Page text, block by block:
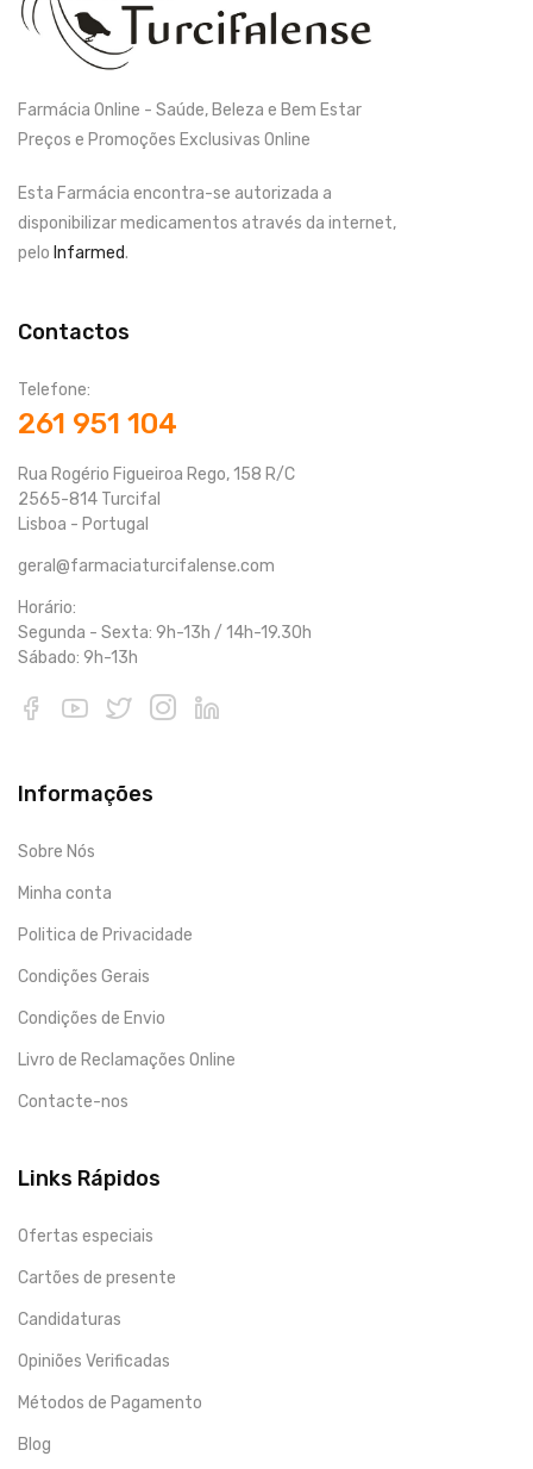
Farmácia Online - Saúde, Beleza e Bem Estar
Preços e Promoções Exclusivas Online
Esta Farmácia encontra-se autorizada a
disponibilizar medicamentos através da internet,
pelo Infarmed.
Contactos
Telefone:
261 951 104
Rua Rogério Figueiroa Rego, 158 R/C
2565-814 Turcifal
Lisboa - Portugal
geral@farmaciaturcifalense.com
Horário:
Segunda - Sexta: 9h-13h / 14h-19.30h
Sábado: 9h-13h
Informações
Sobre Nós
Minha conta
Politica de Privacidade
Condições Gerais
Condições de Envio
Livro de Reclamações Online
Contacte-nos
Links Rápidos
Ofertas especiais
Cartões de presente
Candidaturas
Opiniões Verificadas
Métodos de Pagamento
Blog